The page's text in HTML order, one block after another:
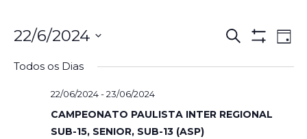
e
de
Procurar Dia
22/6/2024
a
Todos os Dias
22/06/2024-23/06/2024
CAMPEONATO PAULISTA INTER REGIONAL
SUB-15, SENIOR, SUB-13 (ASP)